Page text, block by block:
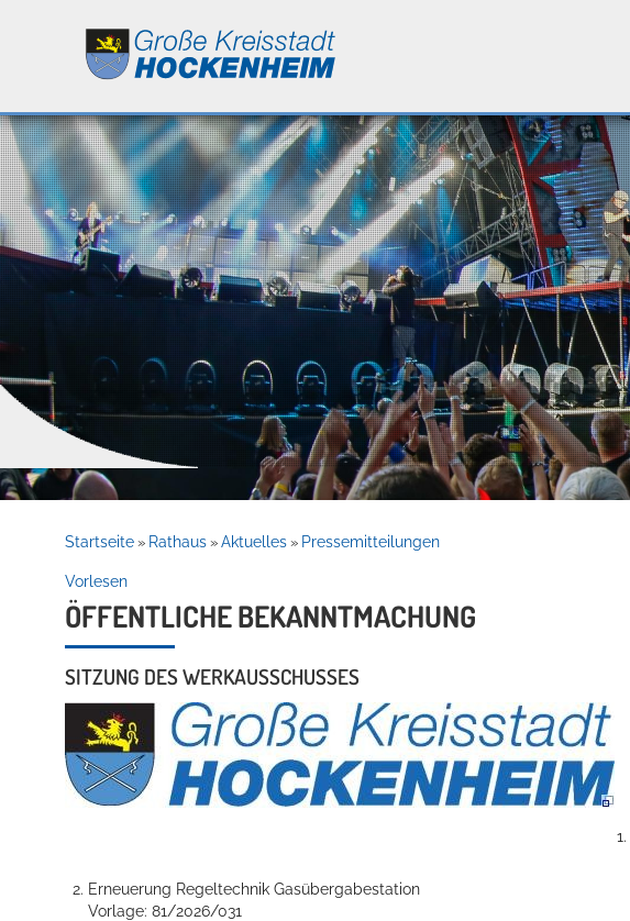
Leben
Kultur
Service
Startseite » Rathaus » Aktuelles » Pressemitteilungen
Vorlesen
ÖFFENTLICHE BEKANNTMACHUNG
SITZUNG DES WERKAUSSCHUSSES
Erneuerung Regeltechnik Gasübergabestation
Vorlage: 81/2026/031